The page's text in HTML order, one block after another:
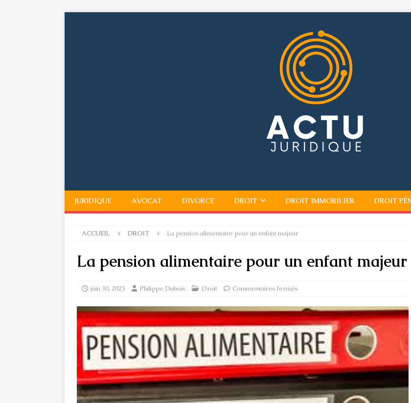
JURIDIQUE AVOCAT DIVORCE DROIT DROIT IMMOBILIER DROIT
ACCUEIL DROIT La pension alimentaire pour un enfant majeur
La pension alimentaire pour un enfant majeur
juin 30, 2023 Philippe Dubois Droit Commentaires fermés